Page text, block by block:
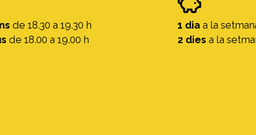
de 18.30 a 19.30 h
de 18.00 a 19.00 h
1 dia a la
2 dies a la